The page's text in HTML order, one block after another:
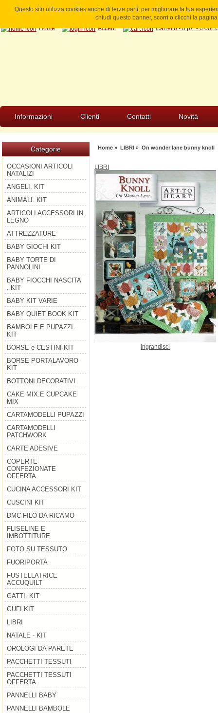
Questo sito utilizza cookies anche di terze parti, per migliorare la tua
chiudi questo banner, scorri o clicchi la
Home
Accedi Carrello - 0 pz. -
Informazioni Clienti Contatti Novità
Categorie
OCCASIONI ARTICOLI
NATALIZI
ANGELI. KIT
ANIMALI. KIT
ARTICOLI ACCESSORI IN
LEGNO
ATTREZZATURE
BABY GIOCHI KIT
BABY TORTE DI
PANNOLINI
BABY FIOCCHI NASCITA
. KIT
BABY KIT VARIE
BABY QUIET BOOK KIT
BAMBOLE E PUPAZZI.
KIT
BORSE e CESTINI KIT
BORSE PORTALAVORO
KIT
BOTTONI DECORATIVI
CAKE MIX.E CUPCAKE
MIX
CARTAMODELLI PUPAZZI
CARTAMODELLI
PATCHWORK
CARTE ADESIVE
COPERTE
CONFEZIONATE
OFFERTA
CUCINA ACCESSORI KIT
CUSCINI KIT
DMC FILO DA RICAMO
FLISELINE E
IMBOTTITURE
FOTO SU TESSUTO
FUORIPORTA
FUSTELLATRICE
ACCUQUILT
GATTI. KIT
GUFI KIT
LIBRI
NATALE - KIT
OROLOGI DA PARETE
PACCHETTI TESSUTI
PACCHETTI TESSUTI
OFFERTA
PANNELLI BABY
PANNELLI BAMBOLE
Home» LIBRI» On wonder lane bunny knoll
LIBRI
ingrandisci